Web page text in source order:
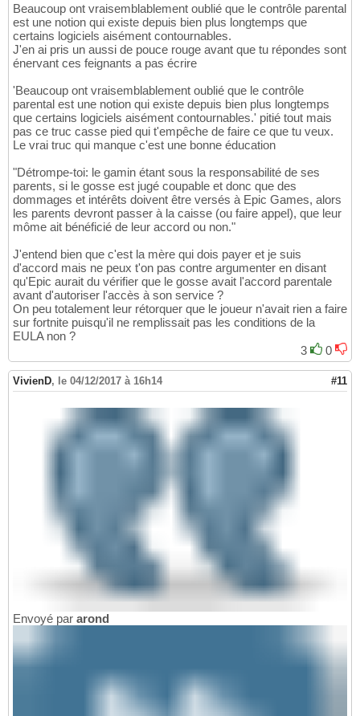
Beaucoup ont vraisemblablement oublié que le contrôle parental
est une notion qui existe depuis bien plus longtemps que
certains logiciels aisément contournables.
J'en ai pris un aussi de pouce rouge avant que tu répondes sont
énervant ces feignants a pas écrire
'Beaucoup ont vraisemblablement oublié que le contrôle
parental est une notion qui existe depuis bien plus longtemps
que certains logiciels aisément contournables.' pitié tout mais
pas ce truc casse pied qui t'empêche de faire ce que tu veux.
Le vrai truc qui manque c'est une bonne éducation
"Détrompe-toi: le gamin étant sous la responsabilité de ses
parents, si le gosse est jugé coupable et donc que des
dommages et intérêts doivent être versés à Epic Games, alors
les parents devront passer à la caisse (ou faire appel), que leur
môme ait bénéficié de leur accord ou non."
J'entend bien que c'est la mère qui dois payer et je suis
d'accord mais ne peux t'on pas contre argumenter en disant
qu'Epic aurait du vérifier que le gosse avait l'accord parentale
avant d'autoriser l'accès à son service ?
On peu totalement leur rétorquer que le joueur n'avait rien a faire
sur fortnite puisqu'il ne remplissait pas les conditions de la
EULA non ?
3
0
VivienD, le 04/12/2017 à 16h14 #11
Envoyé par arond